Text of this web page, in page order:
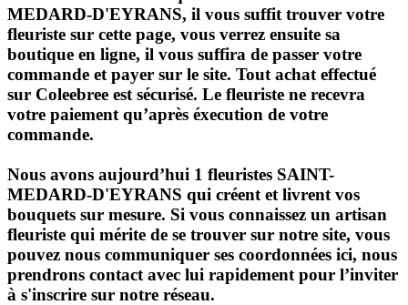
MEDARD-D'EYRANS, il vous suffit trouver votre
fleuriste sur cette page, vous verrez ensuite sa
boutique en ligne, il vous suffira de passer votre
commande et payer sur le site. Tout achat effectué
sur Coleebree est sécurisé. Le fleuriste ne recevra
votre paiement qu’après éxecution de votre
commande.
Nous avons aujourd’hui 1 fleuristes SAINT-
MEDARD-D'EYRANS qui créent et livrent vos
bouquets sur mesure. Si vous connaissez un artisan
fleuriste qui mérite de se trouver sur notre site, vous
pouvez nous communiquer ses coordonnées ici, nous
prendrons contact avec lui rapidement pour l’inviter
à s'inscrire sur notre réseau.